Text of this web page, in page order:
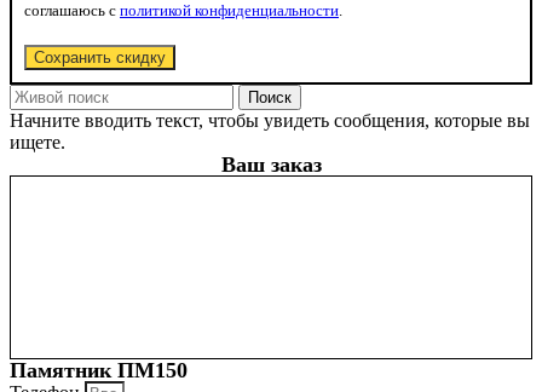
соглашаюсь с политикой конфиденциальности
Сохранить скидку
Поиск
Начните вводить текст, чтобы увидеть сообщения, которые вы
ищете.
Ваш заказ
Памятник ПМ150